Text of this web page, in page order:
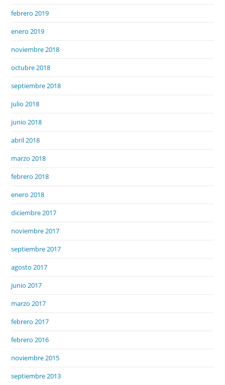
febrero 2019
enero 2019
noviembre 2018
octubre 2018
septiembre 2018
julio 2018
junio 2018
abril 2018
marzo 2018
febrero 2018
enero 2018
diciembre 2017
noviembre 2017
septiembre 2017
agosto 2017
junio 2017
marzo 2017
febrero 2017
febrero 2016
noviembre 2015
septiembre 2013